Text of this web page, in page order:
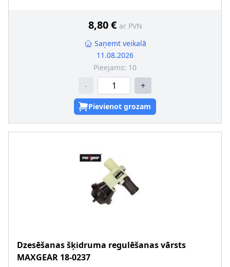
8,80 € ar PVN
Saņemt veikalā
11.08.2026
Pieejams: 10
- +
Pievienot grozam
Dzesēšanas šķidruma regulēšanas vārsts
MAXGEAR 18-0237